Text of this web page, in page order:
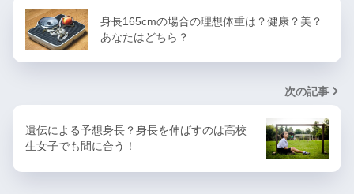
身長165cmの場合の理想体重は？健康？美？
あなたはどちら？
次の記事
遺伝による予想身長？身長を伸ばすのは高校
生女子でも間に合う！